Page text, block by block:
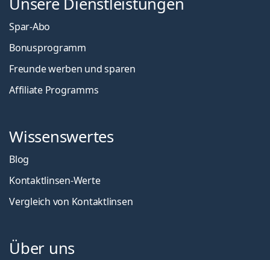
Spar-Abo
Bonusprogramm
Freunde werben und sparen
Affiliate Programms
Wissenswertes
Blog
Kontaktlinsen-Werte
Vergleich von Kontaktlinsen
Über uns